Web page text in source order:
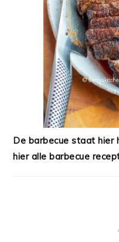
De barbecue staat hier
hier alle barbecue